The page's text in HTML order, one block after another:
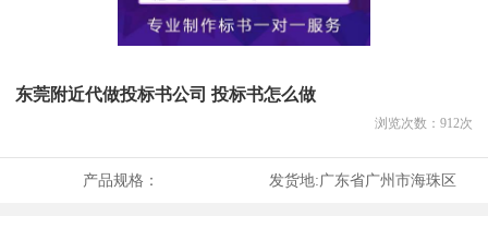
东莞附近代做投标书公司 投标书怎么做
浏览次数： 912次
产品规格： 发货地:广东省广州市海珠区